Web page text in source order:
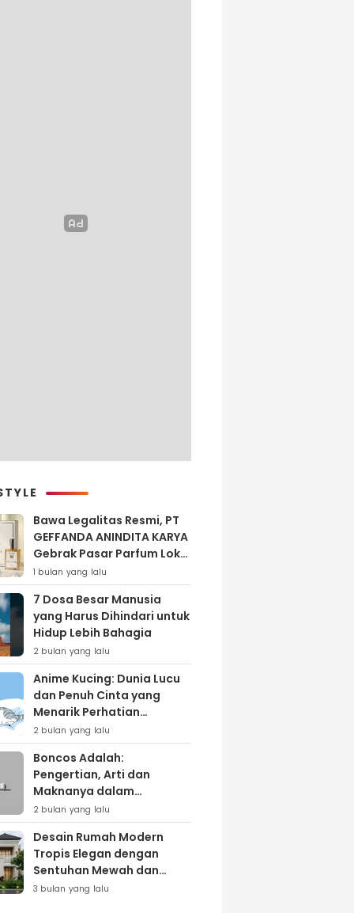
Bawa Legalitas Resmi, PT
GEFFANDA ANINDITA KARYA
Gebrak Pasar Parfum Lokal
Lewat Varian ‘Daily Bliss’
1 bulan yang lalu
7 Dosa Besar Manusia
yang Harus Dihindari untuk
Hidup Lebih Bahagia
2 bulan yang lalu
Anime Kucing: Dunia Lucu
dan Penuh Cinta yang
Menarik Perhatian
Penggemar
2 bulan yang lalu
Boncos Adalah:
Pengertian, Arti dan
Maknanya dalam
Kehidupan Sehari-hari
2 bulan yang lalu
Desain Rumah Modern
Tropis Elegan dengan
Sentuhan Mewah dan
Natural
3 bulan yang lalu